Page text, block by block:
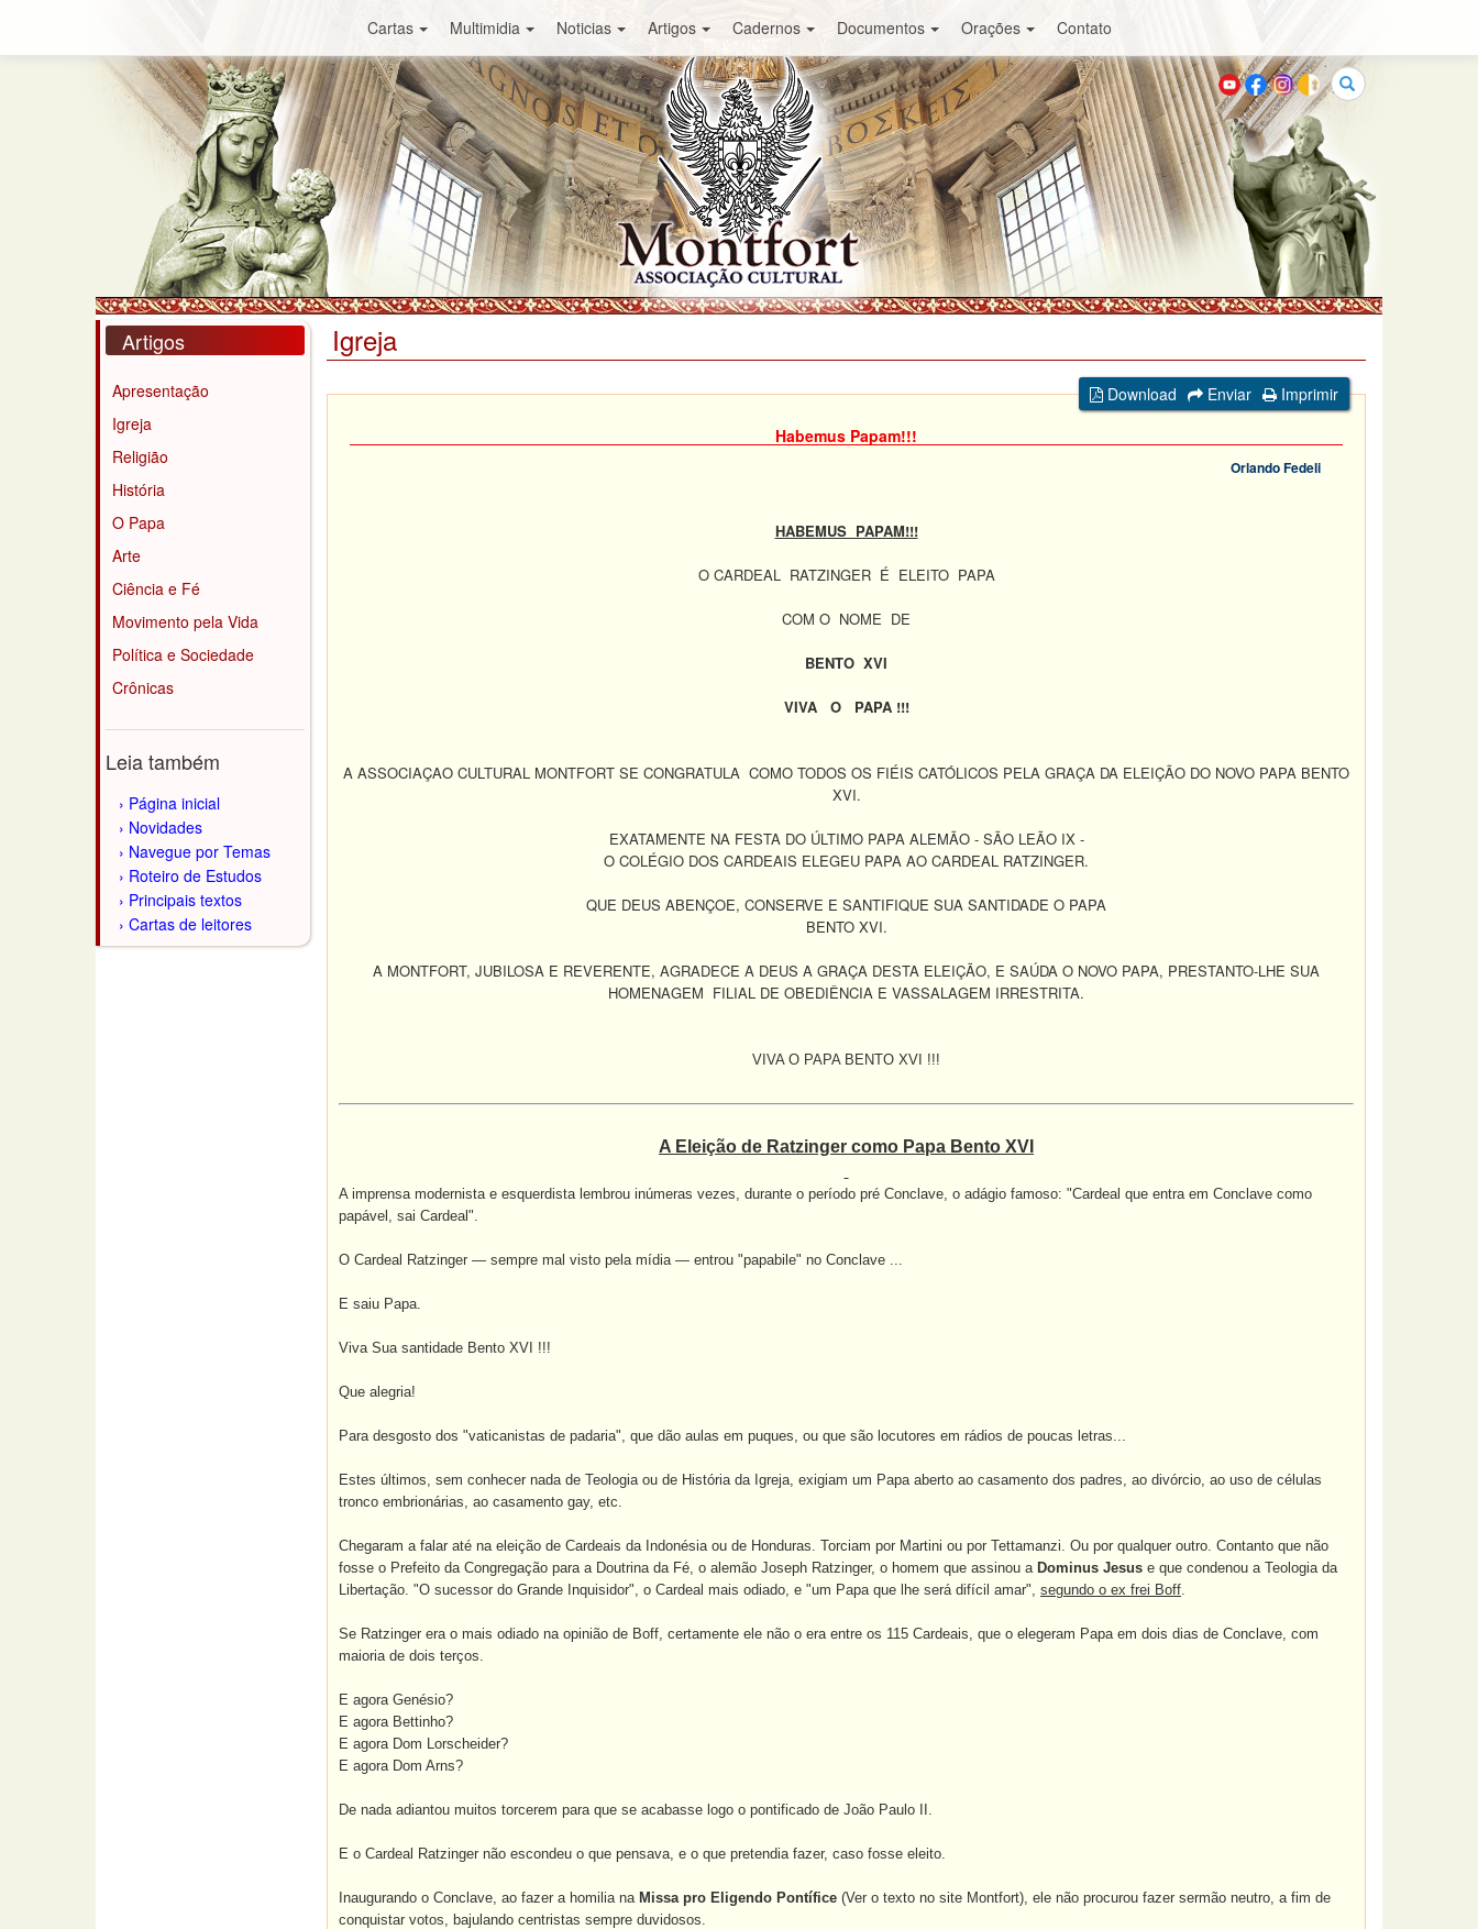
Cartas Multimidia Noticias Artigos Cadernos Documentos Orações Contato
Buscar
Artigos
Apresentação
Igreja
Religião
História
O Papa
Arte
Ciência e Fé
Movimento pela Vida
Política e Sociedade
Crônicas
Leia também
Página inicial
Novidades
Navegue por Temas
Roteiro de Estudos
Principais textos
Cartas de leitores
Igreja
Download Enviar
Imprimir
Habemus Papam!!!
Orlando Fedeli
HABEMUS PAPAM!!!
O CARDEAL RATZINGER É ELEITO PAPA
COM O NOME DE
BENTO XVI
VIVA O PAPA !!!
A ASSOCIAÇAO CULTURAL MONTFORT SE CONGRATULA COMO TODOS OS FIÉIS CATÓLICOS PELA GRAÇA DA ELEIÇÃO DO NOVO PAPA BENTO
XVI.
EXATAMENTE NA FESTA DO ÚLTIMO PAPA ALEMÃO - SÃO LEÃO IX -
O COLÉGIO DOS CARDEAIS ELEGEU PAPA AO CARDEAL RATZINGER.
QUE DEUS ABENÇOE, CONSERVE E SANTIFIQUE SUA SANTIDADE O PAPA
BENTO XVI.
A MONTFORT, JUBILOSA E REVERENTE, AGRADECE A DEUS A GRAÇA DESTA ELEIÇÃO, E SAÚDA O NOVO PAPA, PRESTANTO-LHE SUA
HOMENAGEM FILIAL DE OBEDIÊNCIA E VASSALAGEM IRRESTRITA.
VIVA O PAPA BENTO XVI !!!
A Eleição de Ratzinger como Papa Bento XVI
A imprensa modernista e esquerdista lembrou inúmeras vezes, durante o período pré Conclave, o adágio famoso: "Cardeal que entra em Conclave como
papável, sai Cardeal".
O Cardeal Ratzinger — sempre mal visto pela mídia — entrou "papabile" no Conclave ...
E saiu Papa.
Viva Sua santidade Bento XVI !!!
Que alegria!
Para desgosto dos "vaticanistas de padaria", que dão aulas em puques, ou que são locutores em rádios de poucas letras...
Estes últimos, sem conhecer nada de Teologia ou de História da Igreja, exigiam um Papa aberto ao casamento dos padres, ao divórcio, ao uso de células
tronco embrionárias, ao casamento gay, etc.
Chegaram a falar até na eleição de Cardeais da Indonésia ou de Honduras. Torciam por Martini ou por Tettamanzi. Ou por qualquer outro. Contanto que não
fosse o Prefeito da Congregação para a Doutrina da Fé, o alemão Joseph Ratzinger, o homem que assinou a Dominus Jesus e que condenou a Teologia da
Libertação. "O sucessor do Grande Inquisidor", o Cardeal mais odiado, e "um Papa que lhe será difícil amar", segundo o ex frei Boff.
Se Ratzinger era o mais odiado na opinião de Boff, certamente ele não o era entre os 115 Cardeais, que o elegeram Papa em dois dias de Conclave, com
maioria de dois terços.
E agora Genésio?
E agora Bettinho?
E agora Dom Lorscheider?
E agora Dom Arns?
De nada adiantou muitos torcerem para que se acabasse logo o pontificado de João Paulo II.
E o Cardeal Ratzinger não escondeu o que pensava, e o que pretendia fazer, caso fosse eleito.
Inaugurando o Conclave, ao fazer a homilia na Missa pro Eligendo Pontífice (Ver o texto no site Montfort), ele não procurou fazer sermão neutro, a fim de
conquistar votos, bajulando centristas sempre duvidosos.